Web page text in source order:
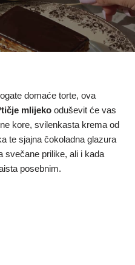
domaće torte, ova
mlijeko oduševit će vas
kore, svilenkasta krema od
te sjajna čokoladna glazura
svečane prilike, ali i kada
posebnim.